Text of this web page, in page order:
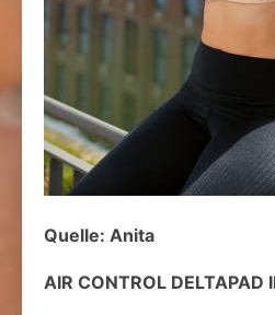
Quelle: Anita
AIR CONTROL DELTAPAD